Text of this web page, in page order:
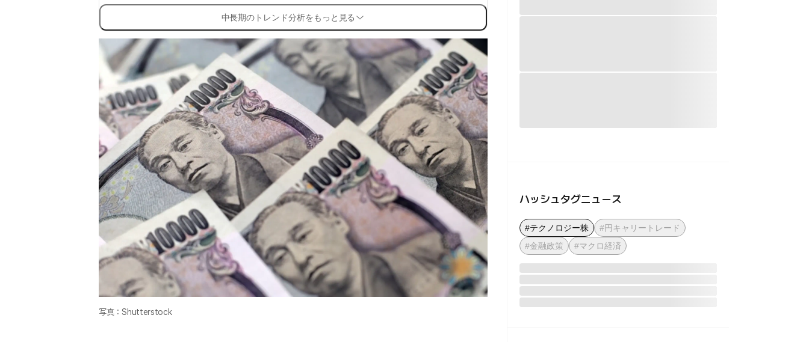
中長期のトレンド分析をもっと見る
写真：Shutterstock
ハッシュタグニュース
#テクノロジー株
#円キャリートレード
#金融政策
#マクロ経済